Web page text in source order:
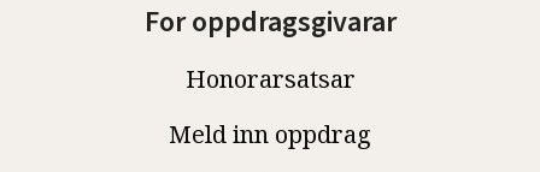
For oppdragsgivarar
Honorarsatsar
Meld inn oppdrag